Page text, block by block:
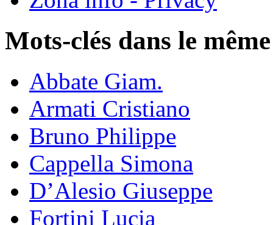
Mots-clés dans le
Abbate Giam.
Armati Cristiano
Bruno Philippe
Cappella Simona
D’Alesio Giuseppe
Fortini Lucia